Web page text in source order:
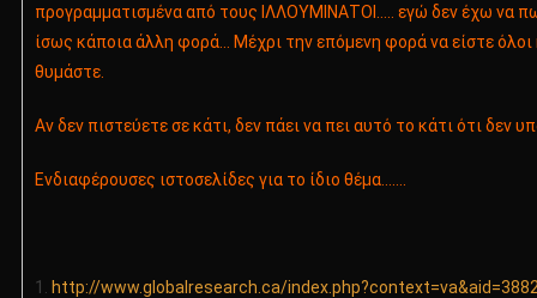
προγραμματισμένα από τους ΙΛΛΟΥΜΙΝΑΤΟΙ….. εγώ δεν έχω να
ίσως κάποια άλλη φορά… Μέχρι την επόμενη φορά να είστε όλοι
θυμάστε.
Αν δεν πιστεύετε σε κάτι, δεν πάει να πει αυτό το κάτι ότι δεν
Ενδιαφέρουσες ιστοσελίδες για το ίδιο θέμα…….
1. http://www.globalresearch.ca/